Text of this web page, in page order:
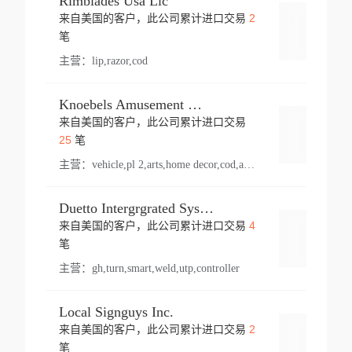
来自美国的客户，此公司累计进口交易 2
笔
主营： lip,razor,cod
Knoebels Amusement Resort
来自美国的客户，此公司累计进口交易
25笔
主营： vehicle,pl 2,arts,home decor,cod,amusement ride,sea
Duetto Intergrgrated Systems Inc.
来自美国的客户，此公司累计进口交易 4
笔
主营： gh,turn,smart,weld,utp,controller
Local Signguys Inc.
来自美国的客户，此公司累计进口交易 2
笔